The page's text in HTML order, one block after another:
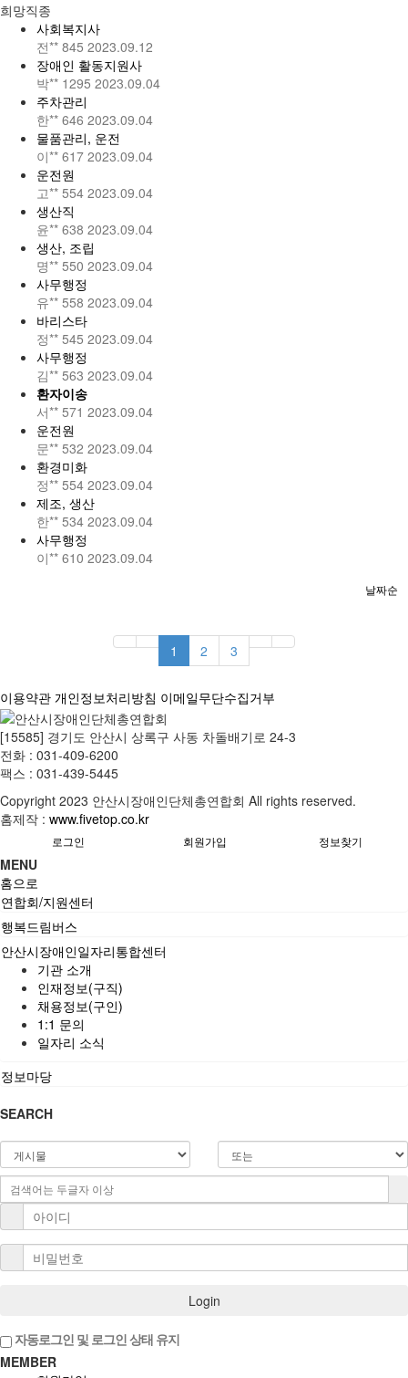
희망직종
사회복지사
전** 845 2023.09.12
장애인 활동지원사
박** 1295 2023.09.04
주차관리
한** 646 2023.09.04
물품관리, 운전
이** 617 2023.09.04
운전원
고** 554 2023.09.04
생산직
윤** 638 2023.09.04
생산, 조립
명** 550 2023.09.04
사무행정
유** 558 2023.09.04
바리스타
정** 545 2023.09.04
사무행정
김** 563 2023.09.04
환자이송
서** 571 2023.09.04
운전원
문** 532 2023.09.04
환경미화
정** 554 2023.09.04
제조, 생산
한** 534 2023.09.04
사무행정
이** 610 2023.09.04
날짜순
1 2 3
이용약관 개인정보처리방침 이메일무단수집거부
[15585] 경기도 안산시 상록구 사동 차돌배기로 24-3
전화 : 031-409-6200
팩스 : 031-439-5445
Copyright 2023 안산시장애인단체총연합회 All rights reserved.
홈제작 : www.fivetop.co.kr
로그인 회원가입 정보찾기
MENU
홈으로
연합회/지원센터
행복드림버스
안산시장애인일자리통합센터
기관 소개
인재정보(구직)
채용정보(구인)
1:1 문의
일자리 소식
정보마당
SEARCH
Login
자동로그인 및 로그인 상태 유지
MEMBER